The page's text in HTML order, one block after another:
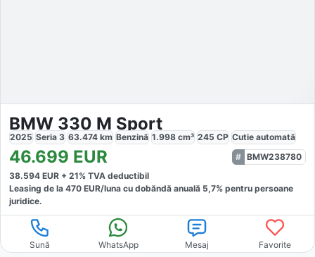
BMW 330 M Sport
2025 Seria 3 63.474 km Benzină 1.998 cm³ 245 CP Cutie automată
46.699 EUR
BMW238780
38.594 EUR + 21% TVA deductibil
Leasing de la 470 EUR/luna cu dobăndă anuală 5,7% pentru persoane
juridice.
Sună WhatsApp Mesaj Favorite